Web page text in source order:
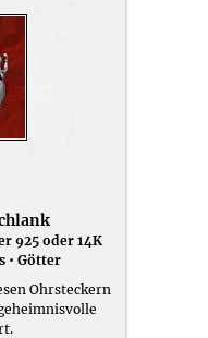
925 oder 14K
• Götter
Ohrsteckern